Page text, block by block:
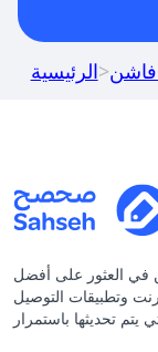
الرئيسية>فاشن
العثور على أفضل
وتطبيقات التوصيل